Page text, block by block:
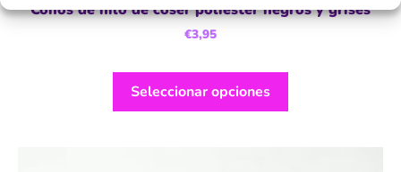
Conos de hilo de coser poliéster negros y grises
€3,95
Seleccionar opciones